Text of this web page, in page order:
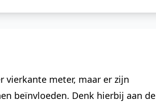
vierkante meter, maar er zijn
beïnvloeden. Denk hierbij aan de